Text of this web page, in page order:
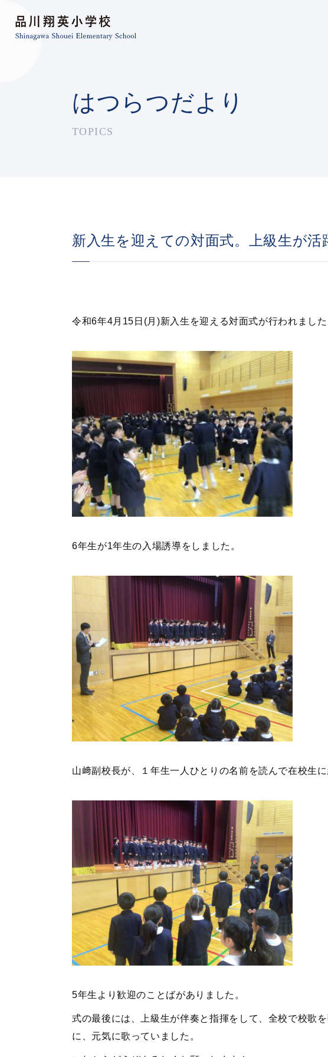
はつらつだより
TOPICS
新入生を迎えての対面式。上級生が活
令和6年4月15日(月)新入生を迎える対面式が行われました
6年生が1年生の入場誘導をしました。
山﨑副校長が、１年生一人ひとりの名前を読んで在校生に
5年生より歓迎のことばがありました。
式の最後には、上級生が伴奏と指揮をして、全校で校歌
に、元気に歌っていました。